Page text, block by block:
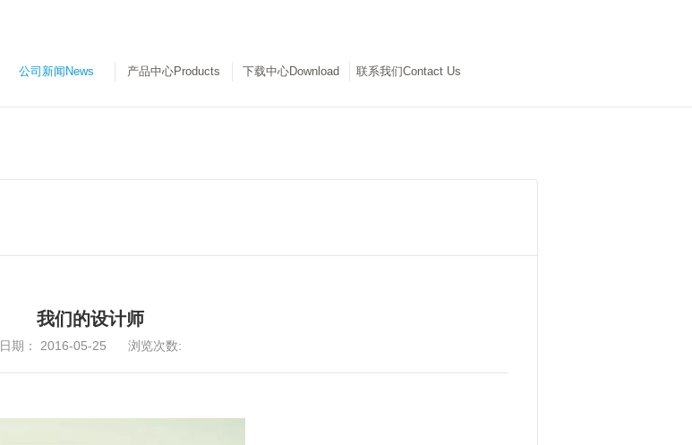
公司新闻News 产品中心Products
下载中心Download
联系我们Contact Us
我们的设计师
日期： 2016-05-25 浏览次数: